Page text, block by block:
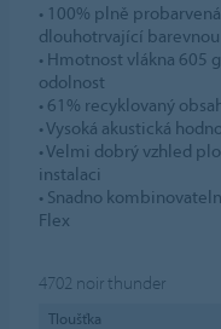
• 100% plně
dlouhotrvající
• Hmotnost vlákna 605
odolnost
• 61% recyklovaný
• Vysoká akustická
• Velmi dobrý vzhled
instalaci
• Snadno
Flex
4702 noir thunder
Tloušťka